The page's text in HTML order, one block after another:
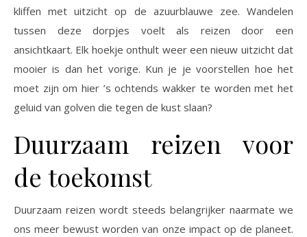
kliffen met uitzicht op de azuurblauwe zee. Wandelen
tussen deze dorpjes voelt als reizen door een
ansichtkaart. Elk hoekje onthult weer een nieuw uitzicht dat
mooier is dan het vorige. Kun je je voorstellen hoe het
moet zijn om hier ’s ochtends wakker te worden met het
geluid van golven die tegen de kust slaan?
Duurzaam reizen voor
de toekomst
Duurzaam reizen wordt steeds belangrijker naarmate we
ons meer bewust worden van onze impact op de planeet.